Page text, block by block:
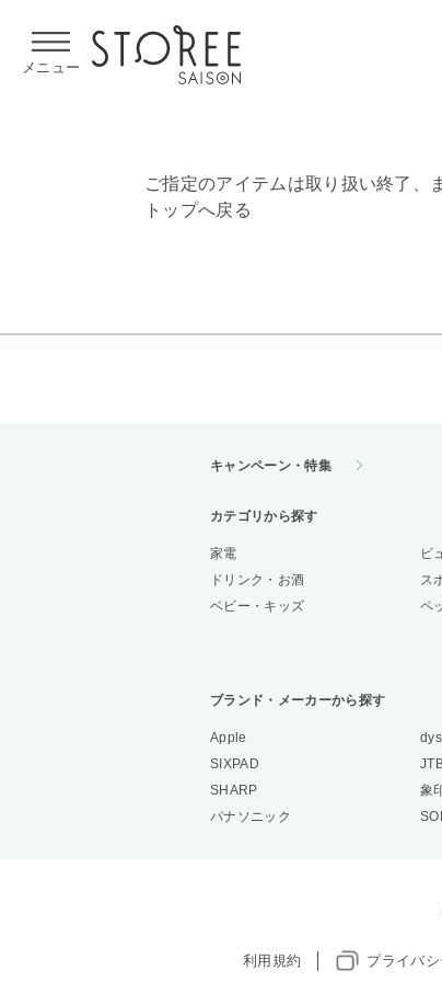
メニュー
ご指定のアイテムは取り扱い終了、
トップへ戻る
キャンペーン・特集
カテゴリから探す
家電 ビ
ドリンク・お酒
ス
ベビー・キッズ
ペ
ブランド・メーカーから探す
Apple
SIXPAD
SHARP
象
パナソニック
利用規約 プライバ